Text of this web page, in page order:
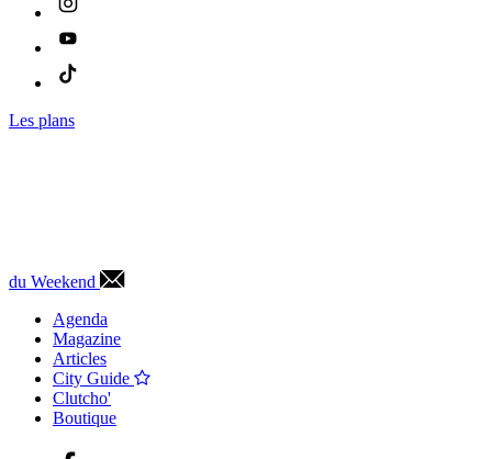
Les plans
du Weekend
Agenda
Magazine
Articles
City Guide
Clutcho'
Boutique